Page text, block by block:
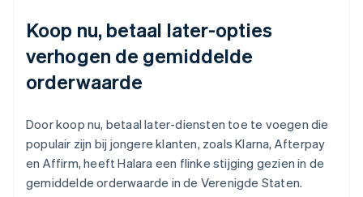
Koop nu, betaal later-opties
verhogen de gemiddelde
orderwaarde
Door koop nu, betaal later-diensten toe te voegen die
populair zijn bij jongere klanten, zoals Klarna, Afterpay
en Affirm, heeft Halara een flinke stijging gezien in de
gemiddelde orderwaarde in de Verenigde Staten.